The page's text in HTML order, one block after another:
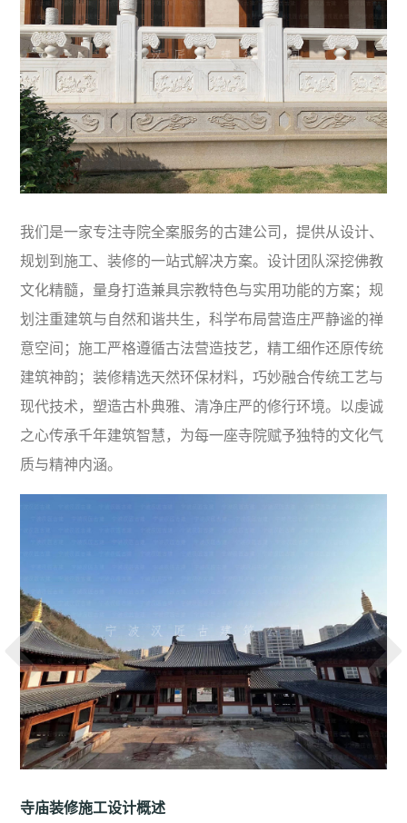
我们是一家专注寺院全案服务的古建公司，提供从设计、
规划到施工、装修的一站式解决方案。设计团队深挖佛教
文化精髓，量身打造兼具宗教特色与实用功能的方案；规
划注重建筑与自然和谐共生，科学布局营造庄严静谧的禅
意空间；施工严格遵循古法营造技艺，精工细作还原传统
建筑神韵；装修精选天然环保材料，巧妙融合传统工艺与
现代技术，塑造古朴典雅、清净庄严的修行环境。以虔诚
之心传承千年建筑智慧，为每一座寺院赋予独特的文化气
质与精神内涵。
寺庙装修施工设计概述